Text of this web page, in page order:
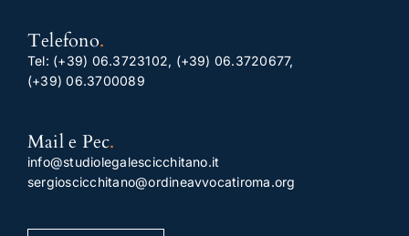
Telefono.
Tel: (+39) 06.3723102, (+39) 06.3720677,
(+39) 06.3700089
Mail e Pec.
info@studiolegalescicchitano.it
sergioscicchitano@ordineavvocatiroma.org